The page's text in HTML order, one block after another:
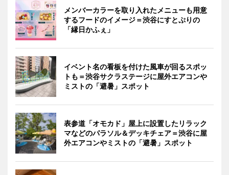
メンバーカラーを取り入れたメニューも用意
するフードのイメージ＝渋谷にすとぷりの
「縁日かふぇ」
イベント名の看板を付けた風車が回るスポッ
トも＝渋谷サクラステージに屋外エアコンや
ミストの「避暑」スポット
表参道「オモカド」屋上に設置したリラック
マなどのパラソル＆デッキチェア＝渋谷に屋
外エアコンやミストの「避暑」スポット